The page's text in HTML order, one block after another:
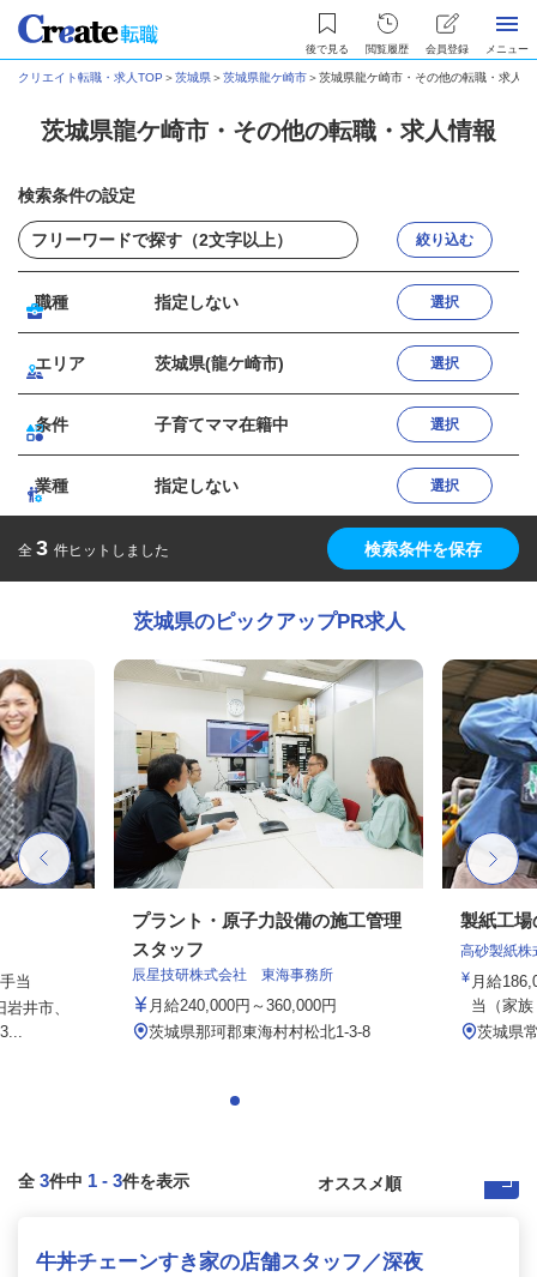
後で見る 閲覧履歴 会員登録 メニュー
クリエイト転職・求人TOP ＞茨城県＞茨城県龍ケ崎市＞茨城県龍ケ崎市・その他の転職・求人情
茨城県龍ケ崎市・その他の転職・求人情報
検索条件の設定
絞り込む
職種 指定しない 選択
エリア 茨城県(龍ケ崎市) 選択
条件 子育てママ在籍中 選択
業種 指定しない 選択
全 3 件ヒットしました 検索条件を保存
茨城県のピックアップPR求人
当
井市、
プラント・原子力設備の施工管理
スタッフ
辰星技研株式会社 東海事務所
月給240,000円～360,000円
茨城県那珂郡東海村村松北1-3-8
製紙工場
高砂製紙株
月給
当（家
茨城県
全 3件中 1 - 3件を表示
牛丼チェーンすき家の店舗スタッフ／深夜